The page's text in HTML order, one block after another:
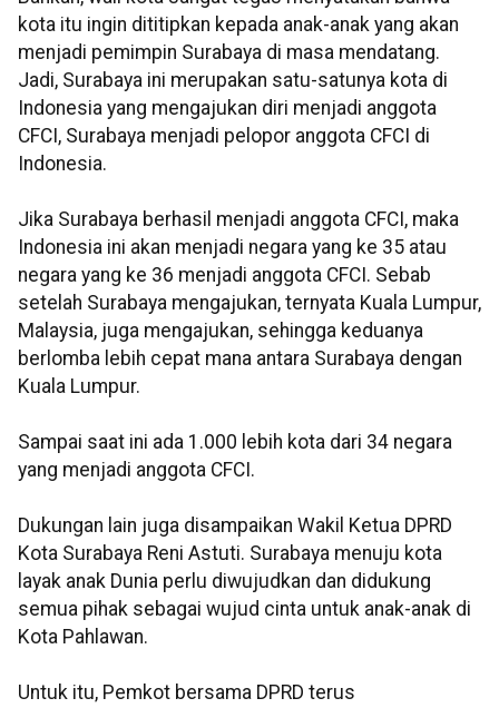
kota itu ingin dititipkan kepada anak-anak yang akan
menjadi pemimpin Surabaya di masa mendatang.
Jadi, Surabaya ini merupakan satu-satunya kota di
Indonesia yang mengajukan diri menjadi anggota
CFCI, Surabaya menjadi pelopor anggota CFCI di
Indonesia.
Jika Surabaya berhasil menjadi anggota CFCI, maka
Indonesia ini akan menjadi negara yang ke 35 atau
negara yang ke 36 menjadi anggota CFCI. Sebab
setelah Surabaya mengajukan, ternyata Kuala Lumpur,
Malaysia, juga mengajukan, sehingga keduanya
berlomba lebih cepat mana antara Surabaya dengan
Kuala Lumpur.
Sampai saat ini ada 1.000 lebih kota dari 34 negara
yang menjadi anggota CFCI.
Dukungan lain juga disampaikan Wakil Ketua DPRD
Kota Surabaya Reni Astuti. Surabaya menuju kota
layak anak Dunia perlu diwujudkan dan didukung
semua pihak sebagai wujud cinta untuk anak-anak di
Kota Pahlawan.
Untuk itu, Pemkot bersama DPRD terus